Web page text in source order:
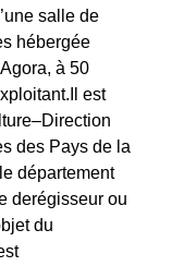
salle de
hébergée
à 50
est
des Pays de la
département
derégisseur ou
du